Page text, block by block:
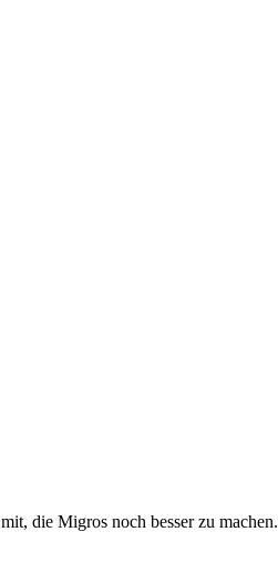
die Migros noch besser zu machen.